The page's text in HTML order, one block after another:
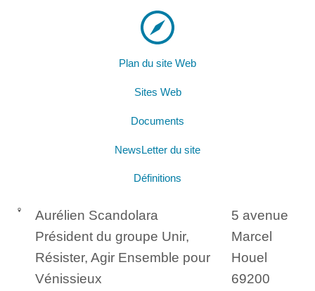
Plan du site Web
Sites Web
Documents
NewsLetter du site
Définitions
Aurélien Scandolara
Président du groupe Unir,
Résister, Agir Ensemble pour
Vénissieux
5 avenue
Marcel
Houel
69200